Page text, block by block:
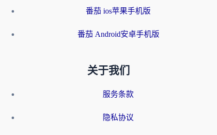
番茄 ios苹果手机版
番茄 Android安卓手机版
关于我们
服务条款
隐私协议